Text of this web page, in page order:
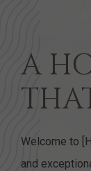
A
Welcome to
and